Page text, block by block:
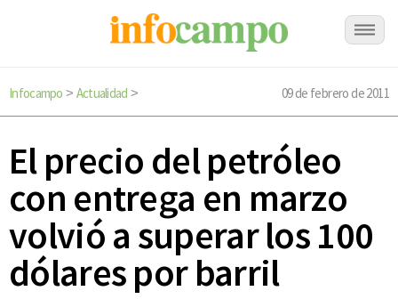
Infocampo > Actualidad > 09 de febrero de 2011
El precio del petróleo
con entrega en marzo
volvió a superar los 100
dólares por barril